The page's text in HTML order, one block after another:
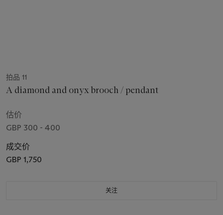
拍品 11
A diamond and onyx brooch / pendant
估价
GBP 300 - 400
成交价
GBP 1,750
关注